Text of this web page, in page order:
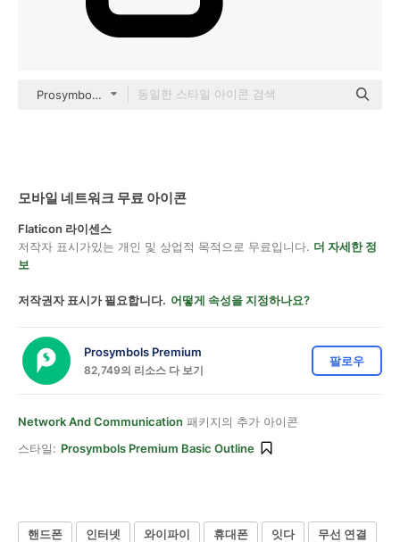
Prosymbols Premium Basic Outline
모바일 네트워크 무료 아이콘
Flaticon 라이센스
저작자 표시가있는 개인 및 상업적 목적으로 무료입니다. 더 자세한 정
보
저작권자 표시가 필요합니다. 어떻게 속성을 지정하나요?
Prosymbols Premium
82,749의 리소스 다 보기
팔로우
Network And Communication 패키지의 추가 아이콘
스타일: Prosymbols Premium Basic Outline
핸드폰 인터넷 와이파이 휴대폰 잇다
무선 연결